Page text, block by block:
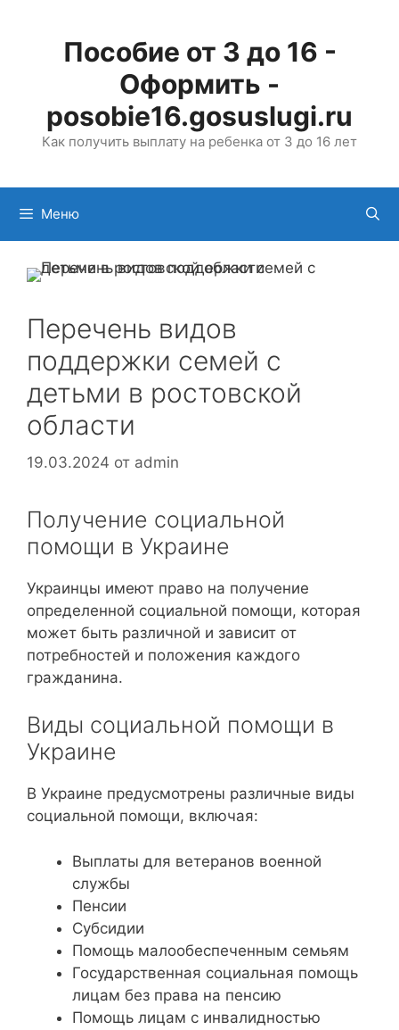
содержимомуПособие от 3 до 16 -
Оформить -
posobie16.gosuslugi.ru
Как получить выплату на ребенка от 3 до 16 лет
Меню
Перечень видов
поддержки семей с
детьми в ростовской
области
19.03.2024 от admin
Получение социальной
помощи в Украине
Украинцы имеют право на получение
определенной социальной помощи, которая
может быть различной и зависит от
потребностей и положения каждого
гражданина.
Виды социальной помощи в
Украине
В Украине предусмотрены различные виды
социальной помощи, включая:
Выплаты для ветеранов военной
службы
Пенсии
Субсидии
Помощь малообеспеченным семьям
Государственная социальная помощь
лицам без права на пенсию
Помощь лицам с инвалидностью